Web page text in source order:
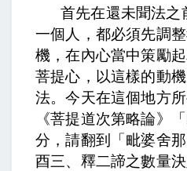
首先在還未聞法之
一個人，都必須先調
機，在內心當中策勵
菩提心，以這樣的動
法。今天在這個地方
《菩提道次第略論》
分，請翻到「毗婆舍
酉三、釋二諦之數量